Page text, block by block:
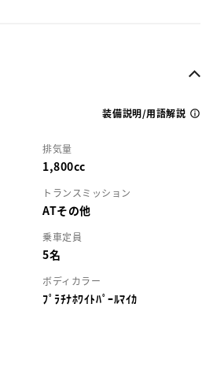
装備説明/用語解説
排気量
1,800cc
トランスミッション
ATその他
乗車定員
5名
ボディカラー
ﾌﾟﾗﾁﾅﾎﾜｲﾄﾊﾟｰﾙﾏｲｶ